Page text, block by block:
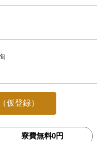
仮登録）
寮費無料0円